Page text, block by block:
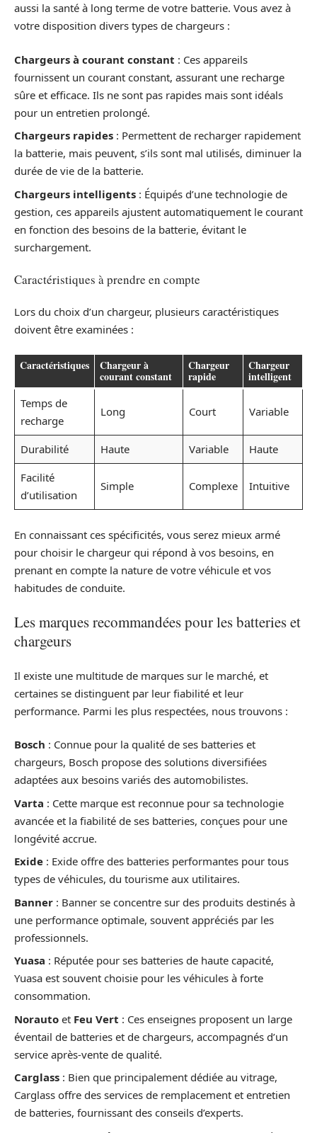
aussi la santé à long terme de votre batterie. Vous avez à
votre disposition divers types de chargeurs :
Chargeurs à courant constant : Ces appareils
fournissent un courant constant, assurant une recharge
sûre et efficace. Ils ne sont pas rapides mais sont idéals
pour un entretien prolongé.
Chargeurs rapides : Permettent de recharger rapidement
la batterie, mais peuvent, s’ils sont mal utilisés, diminuer la
durée de vie de la batterie.
Chargeurs intelligents : Équipés d’une technologie de
gestion, ces appareils ajustent automatiquement le courant
en fonction des besoins de la batterie, évitant le
surchargement.
Caractéristiques à prendre en compte
Lors du choix d’un chargeur, plusieurs caractéristiques
doivent être examinées :
Caractéristiques Chargeur à
courant constant
Chargeur
rapide
Chargeur
intelligent
Temps de
recharge
Long Court Variable
Durabilité Haute Variable
Haute
Facilité
d’utilisation
Simple Complexe Intuitive
En connaissant ces spécificités, vous serez mieux armé
pour choisir le chargeur qui répond à vos besoins, en
prenant en compte la nature de votre véhicule et vos
habitudes de conduite.
Les marques recommandées pour les batteries et
chargeurs
Il existe une multitude de marques sur le marché, et
certaines se distinguent par leur fiabilité et leur
performance. Parmi les plus respectées, nous trouvons :
Bosch : Connue pour la qualité de ses batteries et
chargeurs, Bosch propose des solutions diversifiées
adaptées aux besoins variés des automobilistes.
Varta : Cette marque est reconnue pour sa technologie
avancée et la fiabilité de ses batteries, conçues pour une
longévité accrue.
Exide : Exide offre des batteries performantes pour tous
types de véhicules, du tourisme aux utilitaires.
Banner : Banner se concentre sur des produits destinés à
une performance optimale, souvent appréciés par les
professionnels.
Yuasa : Réputée pour ses batteries de haute capacité,
Yuasa est souvent choisie pour les véhicules à forte
consommation.
Norauto et Feu Vert : Ces enseignes proposent un large
éventail de batteries et de chargeurs, accompagnés d’un
service après-vente de qualité.
Carglass : Bien que principalement dédiée au vitrage,
Carglass offre des services de remplacement et entretien
de batteries, fournissant des conseils d’experts.